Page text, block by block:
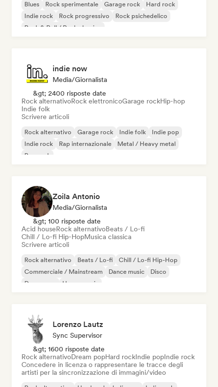
Blues Rock sperimentale Garage rock
Hard rock
Indie rock
Rock progressivo
Rock psichedelico
Rock & Roll / Rock classico
indie now
Media/Giornalista
&gt; 2400 risposte date
Rock alternativoRock elettronicoGarage rockHip-hop
Indie folk
Scrivere articoli
Rock alternativo Garage rock Indie folk
Indie pop
Indie rock
Rap internazionale
Metal / Heavy metal
Pop rock
Zoila Antonio
Media/Giornalista
&gt; 100 risposte date
Acid houseRock alternativoBeats / Lo-fi
Chill / Lo-fi Hip-HopMusica classica
Scrivere articoli
Rock alternativo Beats / Lo-fi
Chill / Lo-fi Hip-Hop
Commerciale / Mainstream
Dance music
Disco
Dream pop
House music
Lorenzo Lautz
Sync Supervisor
&gt; 1600 risposte date
Rock alternativoDream popHard rockIndie popIndie rock
Concedere in licenza o rappresentare le tracce degli
artisti per la sincronizzazione di immagini/video